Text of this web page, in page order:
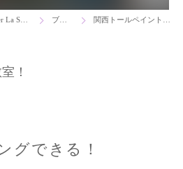
大阪のトールペイントはAtelier La Sylphide ブログ 関西トールペイント教室！
！
グできる！